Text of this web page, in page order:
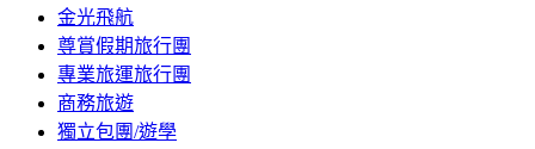
金光飛航
尊賞假期旅行團
專業旅運旅行團
商務旅遊
獨立包團/遊學